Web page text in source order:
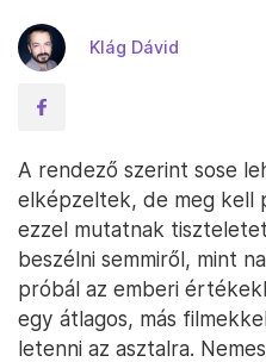
Klág Dávid
A rendező szerint sose
elképzeltek, de meg kell
ezzel mutatnak
beszélni semmiről, mint
próbál az emberi
egy átlagos, más
letenni az asztalra.